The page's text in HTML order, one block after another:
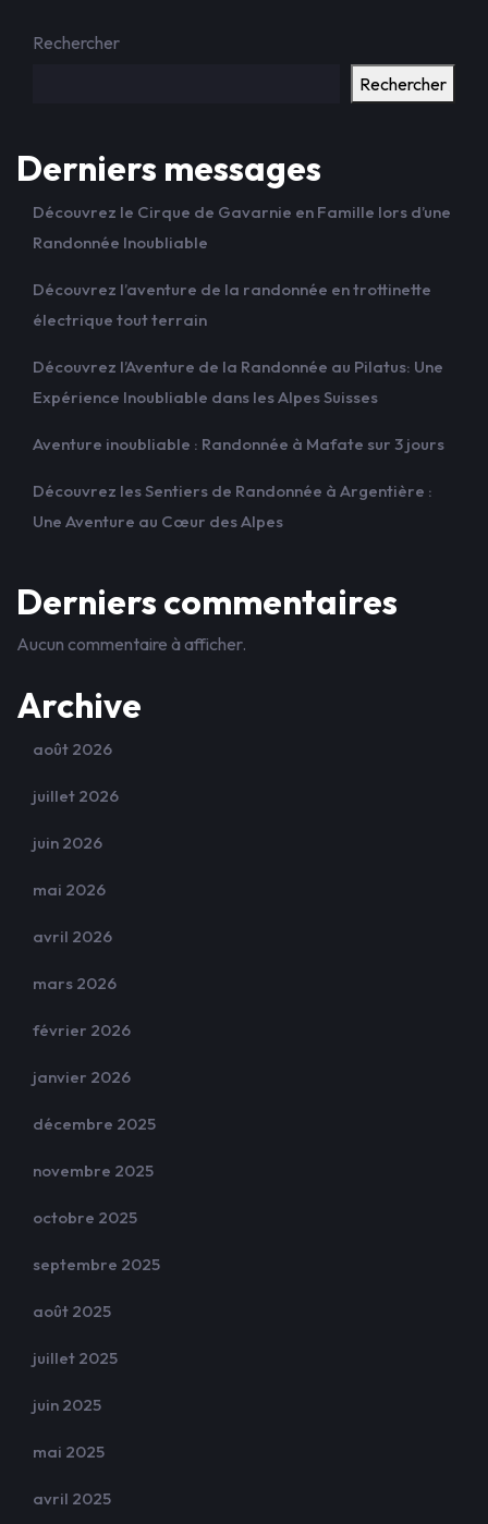
Rechercher
Rechercher
Derniers messages
Découvrez le Cirque de Gavarnie en Famille lors d’une
Randonnée Inoubliable
Découvrez l’aventure de la randonnée en trottinette
électrique tout terrain
Découvrez l’Aventure de la Randonnée au Pilatus: Une
Expérience Inoubliable dans les Alpes Suisses
Aventure inoubliable : Randonnée à Mafate sur 3 jours
Découvrez les Sentiers de Randonnée à Argentière :
Une Aventure au Cœur des Alpes
Derniers commentaires
Aucun commentaire à afficher.
Archive
août 2026
juillet 2026
juin 2026
mai 2026
avril 2026
mars 2026
février 2026
janvier 2026
décembre 2025
novembre 2025
octobre 2025
septembre 2025
août 2025
juillet 2025
juin 2025
mai 2025
avril 2025